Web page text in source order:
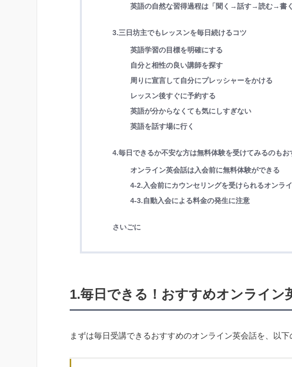
英語の自然な習得過程は「聞く→話す→読む→書く
3.三日坊主でもレッスンを毎日続けるコツ
英語学習の目標を明確にする
自分と相性の良い講師を探す
周りに宣言して自分にプレッシャーをかける
レッスン後すぐに予約する
英語が分からなくても気にしすぎない
英語を話す場に行く
4.毎日できるか不安な方は無料体験を受けてみるのもお
オンライン英会話は入会前に無料体験ができる
4-2.入会前にカウンセリングを受けられるオンラ
4-3.自動入会による料金の発生に注意
さいごに
1.毎日できる！おすすめオンライン
まずは毎日受講できるおすすめのオンライン英会話を、以